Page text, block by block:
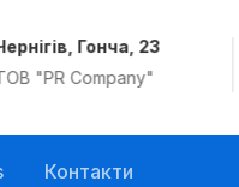
Гонча, 23
"PR Company"
Контакти